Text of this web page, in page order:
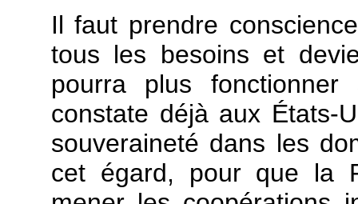
Il faut prendre
tous les besoins et
pourra plus
constate déjà aux États-
souveraineté dans les
cet égard, pour que la